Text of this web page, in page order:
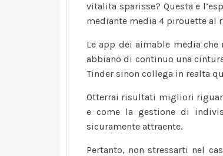
vitalita sparisse? Questa e
mediante media 4 pirouette al
Le app dei aimable media che
abbiano di continuo una
Tinder sinon collega in realta
Otterrai risultati migliori
e come la gestione di
sicuramente attraente.
Pertanto, non stressarti nel